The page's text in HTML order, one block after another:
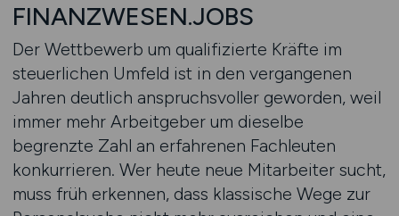
FINANZWESEN.JOBS
Der Wettbewerb um qualifizierte Kräfte im
steuerlichen Umfeld ist in den vergangenen
Jahren deutlich anspruchsvoller geworden, weil
immer mehr Arbeitgeber um dieselbe
begrenzte Zahl an erfahrenen Fachleuten
konkurrieren. Wer heute neue Mitarbeiter sucht,
muss früh erkennen, dass klassische Wege zur